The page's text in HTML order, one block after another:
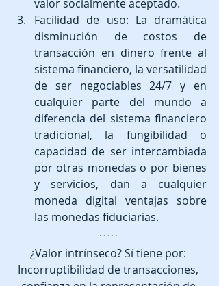
valor socialmente aceptado.
Facilidad de uso: La dramática
disminución de costos de
transacción en dinero frente al
sistema financiero, la versatilidad
de ser negociables 24/7 y en
cualquier parte del mundo a
diferencia del sistema financiero
tradicional, la fungibilidad o
capacidad de ser intercambiada
por otras monedas o por bienes
y servicios, dan a cualquier
moneda digital ventajas sobre
las monedas fiduciarias.
¿Valor intrínseco? Sí tiene por:
Incorruptibilidad de transacciones,